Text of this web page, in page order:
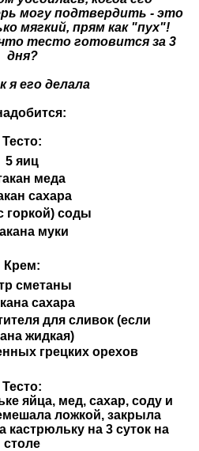
могу подтвердить - это
мягкий, прям как "пух"!
тесто готовится за 3
дня?
я его делала
Тесто:
5 яиц
меда
сахара
горкой) соды
муки
Крем:
сметаны
сахара
для сливок (если
жидкая)
грецких орехов
Тесто:
яйца, мед, сахар, соду и
ложкой, закрыла
кастрюльку на 3 суток на
столе